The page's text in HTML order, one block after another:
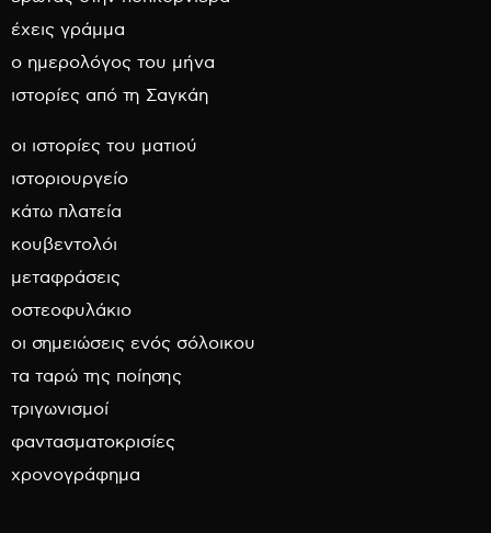
έχεις γράμμα
ο ημερολόγος του μήνα
ιστορίες από τη Σαγκάη
οι ιστορίες του ματιού
ιστοριουργείο
κάτω πλατεία
κουβεντολόι
μεταφράσεις
οστεοφυλάκιο
οι σημειώσεις ενός σόλοικου
τα ταρώ της ποίησης
τριγωνισμοί
φαντασματοκρισίες
χρονογράφημα